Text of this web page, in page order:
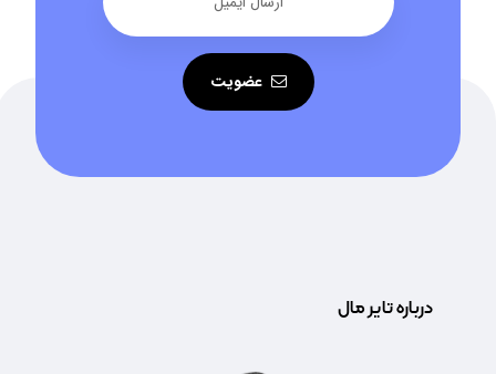
عضویت
درباره تایر مال